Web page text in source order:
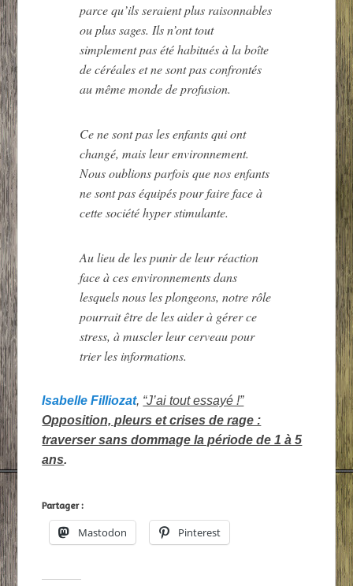
parce qu’ils seraient plus raisonnables
ou plus sages. Ils n’ont tout
simplement pas été habitués à la boîte
de céréales et ne sont pas confrontés
au même monde de profusion.
Ce ne sont pas les enfants qui ont
changé, mais leur environnement.
Nous oublions parfois que nos enfants
ne sont pas équipés pour faire face à
cette société hyper stimulante.
Au lieu de les punir de leur réaction
face à ces environnements dans
lesquels nous les plongeons, notre rôle
pourrait être de les aider à gérer ce
stress, à muscler leur cerveau pour
trier les informations.
Isabelle Filliozat, “J’ai tout essayé !”
Opposition, pleurs et crises de rage :
traverser sans dommage la période de 1 à 5
ans.
Partager :
Mastodon Pinterest